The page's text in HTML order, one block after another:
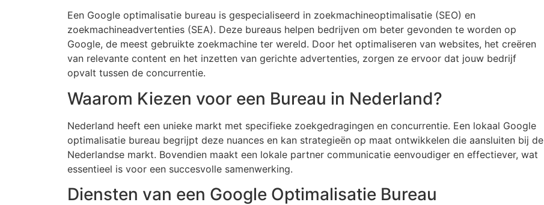
Een Google optimalisatie bureau is gespecialiseerd in zoekmachineoptimalisatie (SEO) en
zoekmachineadvertenties (SEA). Deze bureaus helpen bedrijven om beter gevonden te worden op
Google, de meest gebruikte zoekmachine ter wereld. Door het optimaliseren van websites, het creëren
van relevante content en het inzetten van gerichte advertenties, zorgen ze ervoor dat jouw bedrijf
opvalt tussen de concurrentie.
Waarom Kiezen voor een Bureau in Nederland?
Nederland heeft een unieke markt met specifieke zoekgedragingen en concurrentie. Een lokaal Google
optimalisatie bureau begrijpt deze nuances en kan strategieën op maat ontwikkelen die aansluiten bij de
Nederlandse markt. Bovendien maakt een lokale partner communicatie eenvoudiger en effectiever, wat
essentieel is voor een succesvolle samenwerking.
Diensten van een Google Optimalisatie Bureau